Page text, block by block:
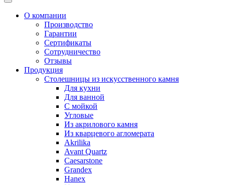
Toggle
navigationО компании
Производство
Гарантии
Сертификаты
Сотрудничество
Отзывы
Продукция
Столешницы из искусственного камня
Для кухни
Для ванной
С мойкой
Угловые
Из акрилового камня
Из кварцевого агломерата
Akrilika
Avant Quartz
Caesarstone
Grandex
Hanex